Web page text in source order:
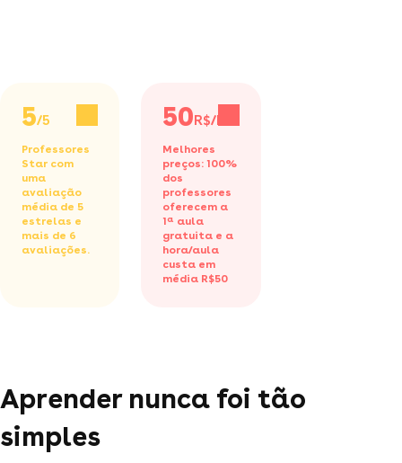
5/5
Professores
Star com
uma
avaliação
média de 5
estrelas e
mais de 6
avaliações.
50R$/h
Melhores
preços: 100%
dos
professores
oferecem a
1ª aula
gratuita e a
hora/aula
custa em
média R$50
Aprender nunca foi tão
simples